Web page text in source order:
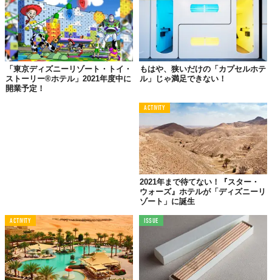
360度海に囲まれている部屋には、窓も多く海中生活を存分に楽
しめます。
「東京ディズニーリゾート・トイ・
ストーリー®ホテル」2021年度中に
開業予定！
もはや、狭いだけの「カプセルホテ
ル」じゃ満足できない！
ACTIVITY
2021年まで待てない！『スター・
ウォーズ』ホテルが「ディズニーリ
ゾート」に誕生
ACTIVITY ISSUE